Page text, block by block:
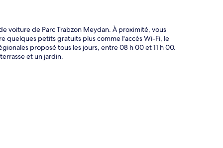
voiture de Parc Trabzon Meydan. À proximité, vous
quelques petits gratuits plus comme l'accès Wi-Fi, le
proposé tous les jours, entre 08 h 00 et 11 h 00.
et un jardin.